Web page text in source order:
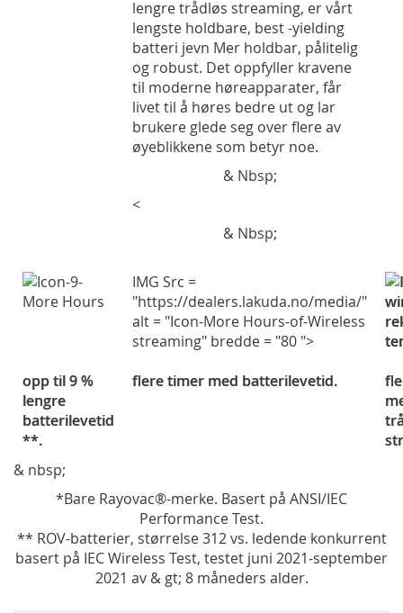
lengre trådløs streaming, er vårt
lengste holdbare, best -yielding
batteri jevn Mer holdbar, pålitelig
og robust. Det oppfyller kravene
til moderne høreapparater, får
livet til å høres bedre ut og lar
brukere glede seg over flere av
øyeblikkene som betyr noe.
& Nbsp;
<
& Nbsp;
IMG Src =
"https://dealers.lakuda.no/media/"
alt = "Icon-More Hours-of-Wireless
streaming" bredde = "80 ">
opp til 9 %
lengre
batterilevetid
**.
flere timer med batterilevetid.
& nbsp;
*Bare Rayovac®-merke. Basert på ANSI/IEC
Performance Test.
** ROV-batterier, størrelse 312 vs. ledende konkurrent
basert på IEC Wireless Test, testet juni 2021-september
2021 av & gt; 8 måneders alder.